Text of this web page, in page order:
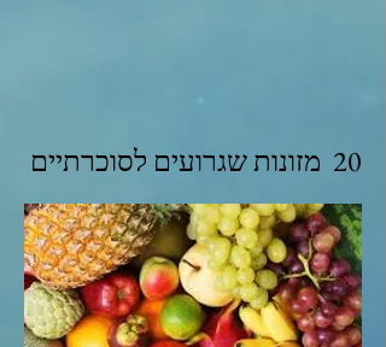
20 מזונות שגרועים לסוכרתיים